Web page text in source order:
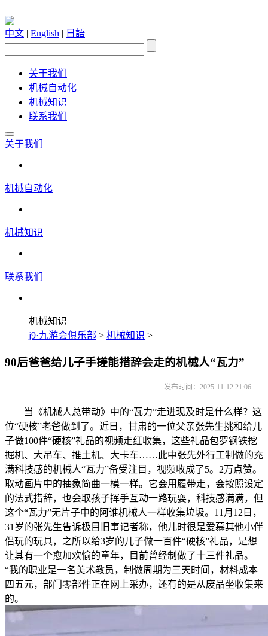
中文 | English | 日語
关于我们
机械自动化
机械知识
联系我们
关于我们
机械自动化
机械知识
联系我们
机械知识
j9·九游会俱乐部 > 机械知识 >
90后爸爸给儿子手搓能措辞会走的机械人“瓦力”
发布时间：2025-11-12 21:06
当《机械人总带动》中的“瓦力”走进现及时是什么样？这
位“硬核”老爸做到了。近日，甘肃的一位父亲张先生挑和给儿
子做100件“硬核”礼品的视频走红收集，这些礼品包罗钢铁挖
掘机、大吊车、推土机、大卡车……此中张先外行工制做的充
满科技感的机械人“瓦力”备受注目，视频收成了5。2万点赞。
取动画片中的抽象简曲一模一样。它会用履带走，会按照设定
的法式措辞，也会取孩子挥手互动一路玩耍，科技感满满，但
这个“瓦力”无片子中的阿谁机械人一样收集垃圾。11月12日，
31岁的张先生告诉极目旧事记者称，他儿时很是爱慕其他小伴
侣玩的玩具，之所以给3岁的儿子做一百件“硬核”礼品，是想
让其有一个愈加欢愉的童年，目前曾经制做了十三件礼品。
“我的职业是一名美术教员，制做周期为三天时间，材料成本
四五元，部门零部件正在网上采办，还有的是从废品坐收集来
的。